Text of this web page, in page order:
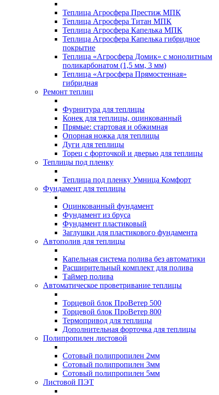
Теплица Агросфера Престиж МПК
Теплица Агросфера Титан МПК
Теплица Агросфера Капелька МПК
Теплица Агросфера Капелька гибридное
покрытие
Теплица «Агросфера Домик» с монолитным
поликарбонатом (1,5 мм, 3 мм)
Теплица «Агросфера Прямостенная»
гибридная
Ремонт теплиц
Фурнитура для теплицы
Конек для теплицы, оцинкованный
Прямые: стартовая и обжимная
Опорная ножка для теплицы
Дуги для теплицы
Торец с форточкой и дверью для теплицы
Теплицы под пленку
Теплица под пленку Умница Комфорт
Фундамент для теплицы
Оцинкованный фундамент
Фундамент из бруса
Фундамент пластиковый
Заглушки для пластикового фундамента
Автополив для теплицы
Капельная система полива без автоматики
Расширительный комплект для полива
Таймер полива
Автоматическое проветривание теплицы
Торцевой блок ПроВетер 500
Торцевой блок ПроВетер 800
Термопривод для теплицы
Дополнительная форточка для теплицы
Полипропилен листовой
Сотовый полипропилен 2мм
Сотовый полипропилен 3мм
Сотовый полипропилен 5мм
Листовой ПЭТ